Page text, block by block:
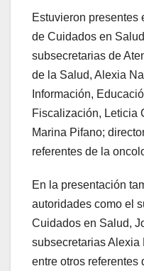
Estuvieron presentes
de Cuidados en
subsecretarias de
de la Salud, Alexia
Información,
Fiscalización, Leticia
Marina Pifano;
referentes de la
En la presentación
autoridades como el
Cuidados en Salud,
subsecretarias Alexia
entre otros referentes